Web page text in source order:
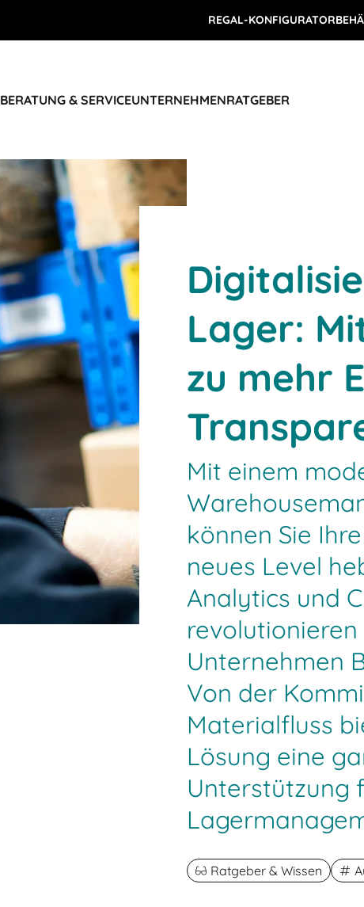
REGAL-KONFIGURATOR
BERATUNG & SERVICEUNTERNEHMENRATGEBER
Lager:
zu mehr
Mit einem
können Sie
neues Level
Analytics und
Unternehmen
Von der
Materialfluss
Lösung eine
Unterstützung
Ratgeber & Wissen